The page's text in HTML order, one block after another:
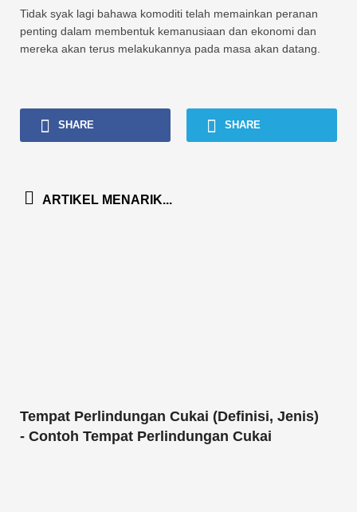
Tidak syak lagi bahawa komoditi telah memainkan peranan
penting dalam membentuk kemanusiaan dan ekonomi dan
mereka akan terus melakukannya pada masa akan datang.
SHARE SHARE
ARTIKEL MENARIK...
Tempat Perlindungan Cukai (Definisi, Jenis)
- Contoh Tempat Perlindungan Cukai